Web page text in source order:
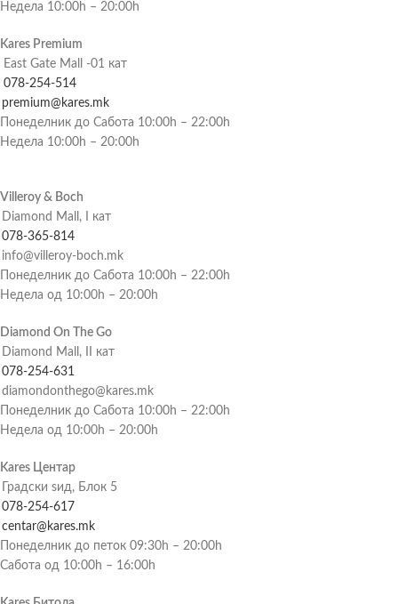
Недела 10:00h – 20:00h
Kares Premium
East Gate Mall -01 кат
078-254-514
premium@kares.mk
Понеделник до Сабота 10:00h – 22:00h
Недела 10:00h – 20:00h
Villeroy & Boch
Diamond Mall, I кат
078-365-814
info@villeroy-boch.mk
Понеделник до Сабота 10:00h – 22:00h
Недела од 10:00h – 20:00h
Diamond On The Go
Diamond Mall, II кат
078-254-631
diamondonthego@kares.mk
Понеделник до Сабота 10:00h – 22:00h
Недела од 10:00h – 20:00h
Kares Центар
Градски ѕид, Блок 5
078-254-617
centar@kares.mk
Понеделник до петок 09:30h – 20:00h
Сабота од 10:00h – 16:00h